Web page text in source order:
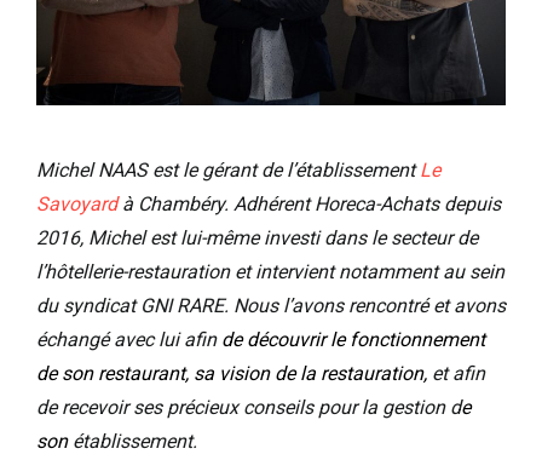
Michel NAAS est le gérant de l’établissementLe
Savoyardà Chambéry. Adhérent Horeca-Achats depuis
2016, Michel est lui-même investi dans le secteur de
l’hôtellerie-restauration et intervient notamment au sein
du syndicat GNI RARE. Nous l’avons rencontré et avons
échangé avec lui afin de découvrir le fonctionnement
de son restaurant, sa vision dela restauration, et afin
de recevoir ses précieux conseils pour la gestion de
son établissement.